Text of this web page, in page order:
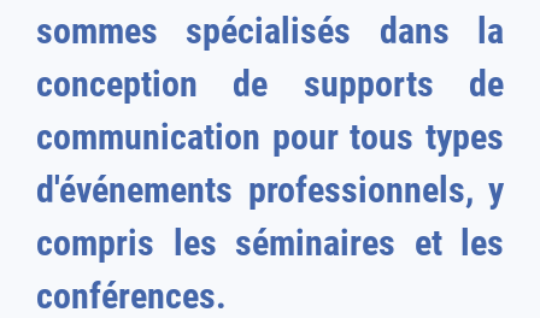
sommes spécialisés dans la
conception de supports de
communication pour tous types
d'événements professionnels, y
compris les séminaires et les
conférences.